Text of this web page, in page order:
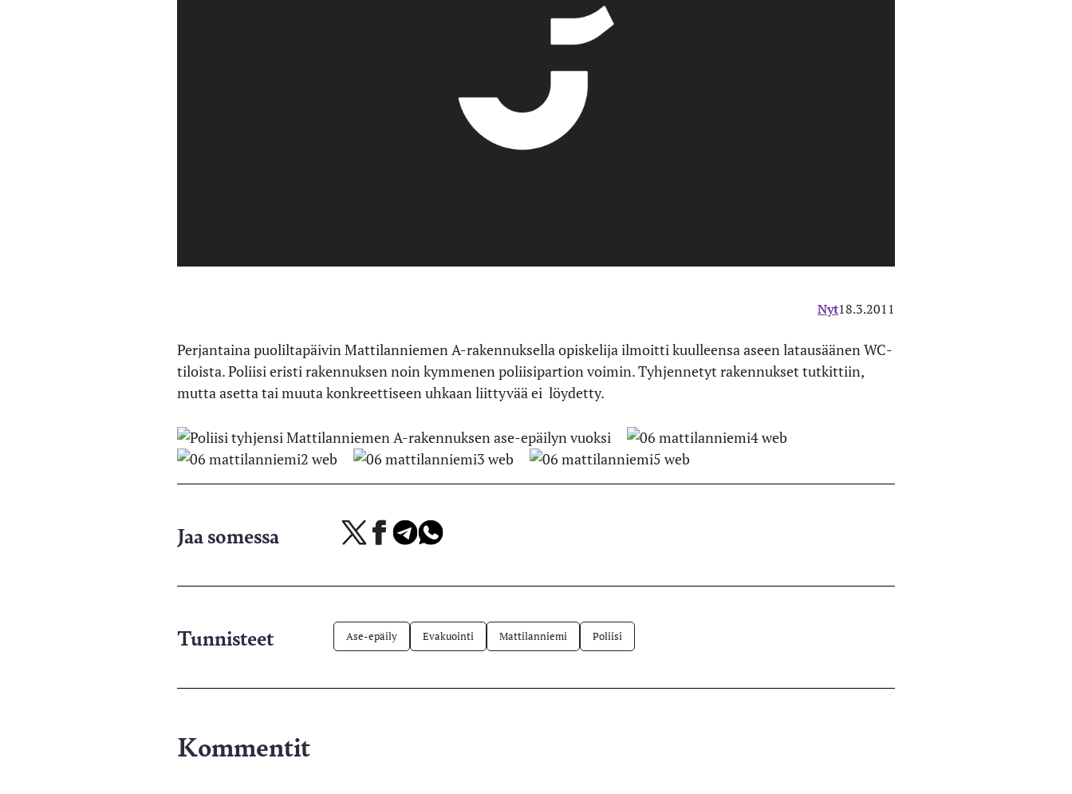
Nyt18.3.2011
Perjantaina puoliltapäivin Mattilanniemen A-rakennuksella opiskelija ilmoitti kuulleensa aseen latausäänen WC-
tiloista. Poliisi eristi rakennuksen noin kymmenen poliisipartion voimin. Tyhjennetyt rakennukset tutkittiin,
mutta asetta tai muuta konkreettiseen uhkaan liittyvää ei löydetty.
Jaa somessa
Jaa
palvelussa
Jaa Jaa Jaa
Tunnisteet Ase-epäily Evakuointi Mattilanniemi Poliisi
Kommentit